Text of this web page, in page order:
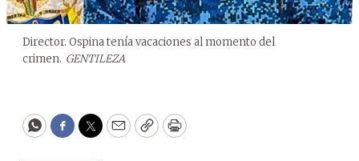
Director. Ospina tenía vacaciones al momento del
crimen. GENTILEZA
WhatsApp
Facebook
Twitter
EmailCopyPrint